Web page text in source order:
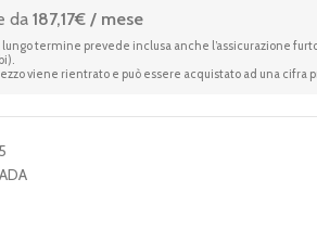
da 187,17€ / mese
lungo termine prevede inclusa anche l’assicurazione
viene rientrato e può essere acquistato ad una cifra